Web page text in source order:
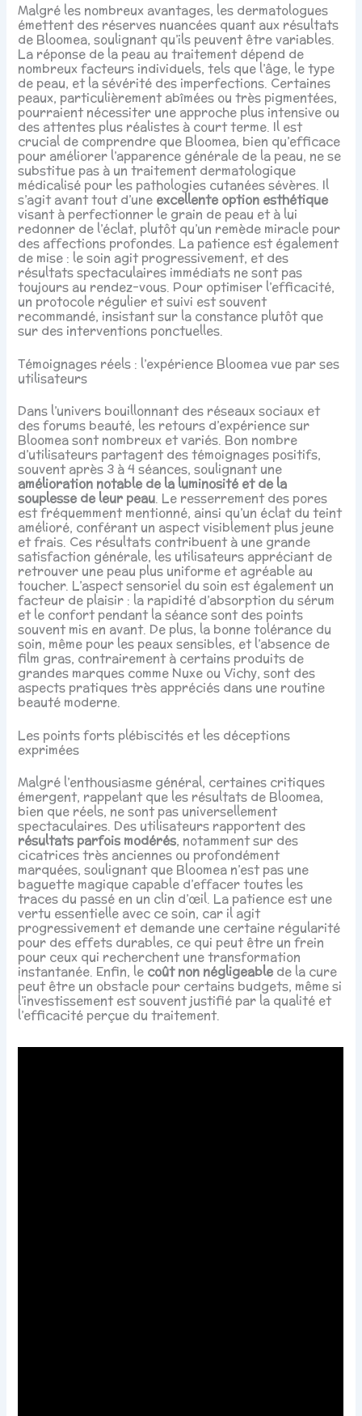
Malgré les nombreux avantages, les dermatologues
émettent des réserves nuancées quant aux résultats
de Bloomea, soulignant qu’ils peuvent être variables.
La réponse de la peau au traitement dépend de
nombreux facteurs individuels, tels que l’âge, le type
de peau, et la sévérité des imperfections. Certaines
peaux, particulièrement abîmées ou très pigmentées,
pourraient nécessiter une approche plus intensive ou
des attentes plus réalistes à court terme. Il est
crucial de comprendre que Bloomea, bien qu’efficace
pour améliorer l’apparence générale de la peau, ne se
substitue pas à un traitement dermatologique
médicalisé pour les pathologies cutanées sévères. Il
s’agit avant tout d’une excellente option esthétique
visant à perfectionner le grain de peau et à lui
redonner de l’éclat, plutôt qu’un remède miracle pour
des affections profondes. La patience est également
de mise : le soin agit progressivement, et des
résultats spectaculaires immédiats ne sont pas
toujours au rendez-vous. Pour optimiser l’efficacité,
un protocole régulier et suivi est souvent
recommandé, insistant sur la constance plutôt que
sur des interventions ponctuelles.
Témoignages réels : l’expérience Bloomea vue par ses
utilisateurs
Dans l’univers bouillonnant des réseaux sociaux et
des forums beauté, les retours d’expérience sur
Bloomea sont nombreux et variés. Bon nombre
d’utilisateurs partagent des témoignages positifs,
souvent après 3 à 4 séances, soulignant une
amélioration notable de la luminosité et de la
souplesse de leur peau. Le resserrement des pores
est fréquemment mentionné, ainsi qu’un éclat du teint
amélioré, conférant un aspect visiblement plus jeune
et frais. Ces résultats contribuent à une grande
satisfaction générale, les utilisateurs appréciant de
retrouver une peau plus uniforme et agréable au
toucher. L’aspect sensoriel du soin est également un
facteur de plaisir : la rapidité d’absorption du sérum
et le confort pendant la séance sont des points
souvent mis en avant. De plus, la bonne tolérance du
soin, même pour les peaux sensibles, et l’absence de
film gras, contrairement à certains produits de
grandes marques comme Nuxe ou Vichy, sont des
aspects pratiques très appréciés dans une routine
beauté moderne.
Les points forts plébiscités et les déceptions
exprimées
Malgré l’enthousiasme général, certaines critiques
émergent, rappelant que les résultats de Bloomea,
bien que réels, ne sont pas universellement
spectaculaires. Des utilisateurs rapportent des
résultats parfois modérés, notamment sur des
cicatrices très anciennes ou profondément
marquées, soulignant que Bloomea n’est pas une
baguette magique capable d’effacer toutes les
traces du passé en un clin d’œil. La patience est une
vertu essentielle avec ce soin, car il agit
progressivement et demande une certaine régularité
pour des effets durables, ce qui peut être un frein
pour ceux qui recherchent une transformation
instantanée. Enfin, le coût non négligeablede la cure
peut être un obstacle pour certains budgets, même si
l’investissement est souvent justifié par la qualité et
l’efficacité perçue du traitement.